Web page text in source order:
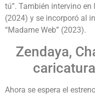
tú”. También intervino en
(2024) y se incorporó al
“Madame Web” (2023).
Zendaya,
Ahora se espera el